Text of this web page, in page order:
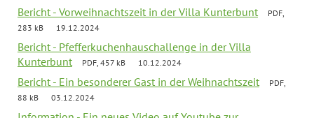
Bericht - Vorweihnachtszeit in der Villa Kunterbunt
PDF,
283 kB
19.12.2024
Bericht - Pfefferkuchenhauschallenge in der Villa
Kunterbunt
PDF, 457 kB 10.12.2024
Bericht - Ein besonderer Gast in der Weihnachtszeit
PDF,
88 kB
03.12.2024